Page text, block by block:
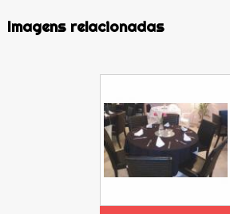
Imagens relacionadas